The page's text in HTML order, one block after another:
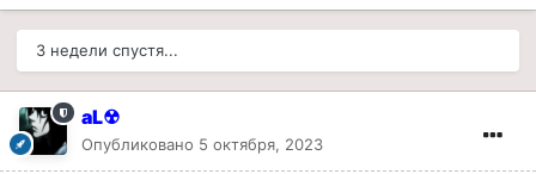
3 недели спустя...
aL☢
Опубликовано 5 октября, 2023